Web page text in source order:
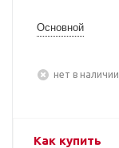
Основной
Нет в наличии
Как купить